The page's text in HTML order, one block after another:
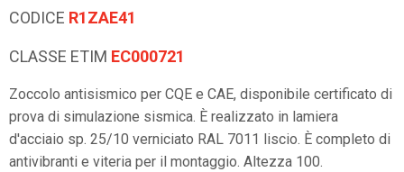
CODICE R1ZAE41
CLASSE ETIM EC000721
Zoccolo antisismico per CQE e CAE, disponibile certificato di
prova di simulazione sismica. È realizzato in lamiera
d'acciaio sp. 25/10 verniciato RAL 7011 liscio. È completo di
antivibranti e viteria per il montaggio. Altezza 100.